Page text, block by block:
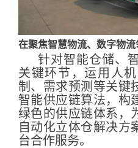
在聚焦智慧物流、数字物流
针对智能仓储、
关键环节，运用人
制、需求预测等关键
智能供应链算法，构
绿色的供应链体系，
自动化立体仓解决方
台合作服务。